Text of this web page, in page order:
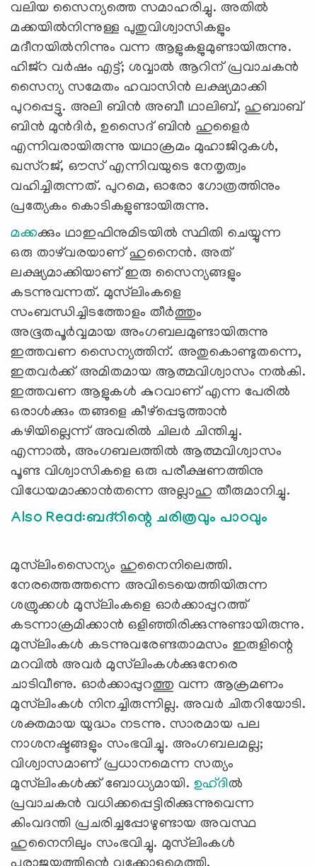
വലിയ സൈന്യത്തെ സമാഹരിച്ചു. അതില്‍
മക്കയില്‍നിന്നുള്ള പുതുവിശ്വാസികളും
മദീനയില്‍നിന്നും വന്ന ആളുകളുമുണ്ടായിരുന്നു.
ഹിജ്‌റ വര്‍ഷം എട്ട്; ശവ്വാല്‍ ആറിന് പ്രവാചകന്‍
സൈന്യ സമേതം ഹവാസിന്‍ ലക്ഷ്യമാക്കി
പുറപ്പെട്ടു. അലി ബിന്‍ അബീ ഥാലിബ്, ഹുബാബ്
ബിന്‍ മുന്‍ദിര്‍, ഉസൈദ് ബിന്‍ ഹുളൈര്‍
എന്നിവരായിരുന്നു യഥാക്രമം മുഹാജിറുകള്‍,
ഖസ്‌റജ്, ഔസ് എന്നിവയുടെ നേതൃത്വം
വഹിച്ചിരുന്നത്. പുറമെ, ഓരോ ഗോത്രത്തിനും
പ്രത്യേകം കൊടികളുണ്ടായിരുന്നു.
മക്കക്കും ഥാഇഫിനുമിടയില്‍ സ്ഥിതി ചെയ്യുന്ന
ഒരു താഴ്‌വരയാണ് ഹുനൈന്‍. അത്
ലക്ഷ്യമാക്കിയാണ് ഇരു സൈന്യങ്ങളും
കടന്നുവന്നത്. മുസ്‌ലിംകളെ
സംബന്ധിച്ചിടത്തോളം തീര്‍ത്തും
അഭൂതപൂര്‍വ്വമായ അംഗബലമുണ്ടായിരുന്നു
ഇത്തവണ സൈന്യത്തിന്. അതുകൊണ്ടുതന്നെ,
ഇതവര്‍ക്ക് അമിതമായ ആത്മവിശ്വാസം നല്‍കി.
ഇത്തവണ ആളുകള്‍ കുറവാണ് എന്ന പേരില്‍
ഒരാള്‍ക്കും തങ്ങളെ കീഴ്‌പ്പെടുത്താന്‍
കഴിയില്ലെന്ന് അവരില്‍ ചിലര്‍ ചിന്തിച്ചു.
എന്നാല്‍, അംഗബലത്തില്‍ ആത്മവിശ്വാസം
പൂണ്ട വിശ്വാസികളെ ഒരു പരീക്ഷണത്തിനു
വിധേയമാക്കാന്‍തന്നെ അല്ലാഹു തീരുമാനിച്ചു.
Also Read:ബദ്‌റിന്റെ ചരിത്രവും പാഠവും
മുസ്‌ലിംസൈന്യം ഹുനൈനിലെത്തി.
നേരത്തെത്തന്നെ അവിടെയെത്തിയിരുന്ന
ശത്രുക്കള്‍ മുസ്‌ലിംകളെ ഓര്‍ക്കാപ്പുറത്ത്
കടന്നാക്രമിക്കാന്‍ ഒളിഞ്ഞിരിക്കുന്നുണ്ടായിരുന്നു.
മുസ്‌ലിംകള്‍ കടന്നുവരേണ്ടതാമസം ഇരുളിന്റെ
മറവില്‍ അവര്‍ മുസ്‌ലിംകള്‍ക്കുനേരെ
ചാടിവീണു. ഓര്‍ക്കാപ്പുറത്തു വന്ന ആക്രമണം
മുസ്‌ലിംകള്‍ നിനച്ചിരുന്നില്ല. അവര്‍ ചിതറിയോടി.
ശക്തമായ യുദ്ധം നടന്നു. സാരമായ പല
നാശനഷ്ടങ്ങളും സംഭവിച്ചു. അംഗബലമല്ല;
വിശ്വാസമാണ് പ്രധാനമെന്ന സത്യം
മുസ്‌ലിംകള്‍ക്ക് ബോധ്യമായി. ഉഹ്ദില്‍
പ്രവാചകന്‍ വധിക്കപ്പെട്ടിരിക്കുന്നുവെന്ന
കിംവദന്തി പ്രചരിച്ചപ്പോഴുണ്ടായ അവസ്ഥ
ഹുനൈനിലും സംഭവിച്ചു. മുസ്‌ലിംകള്‍